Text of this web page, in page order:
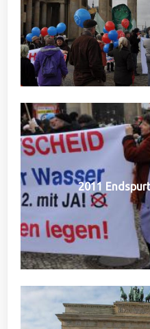
2011